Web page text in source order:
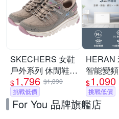
SKECHERS 女鞋
戶外系列 休閒鞋
瞬穿舒適科技
SUMMITS AT -
180270TPMT
$1,796 $1,890
挑戰低價
HERAN
智能變
HDF-
[限時優惠]
$1,090
挑戰低價
For You 品牌旗艦店